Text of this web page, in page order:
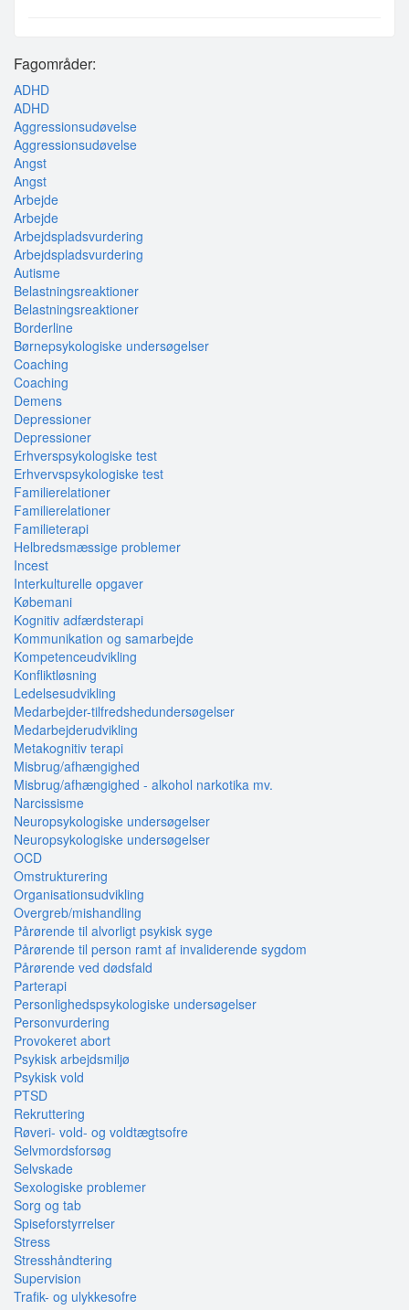
Fagområder:
ADHD
ADHD
Aggressionsudøvelse
Aggressionsudøvelse
Angst
Angst
Arbejde
Arbejde
Arbejdspladsvurdering
Arbejdspladsvurdering
Autisme
Belastningsreaktioner
Belastningsreaktioner
Borderline
Børnepsykologiske undersøgelser
Coaching
Coaching
Demens
Depressioner
Depressioner
Erhverspsykologiske test
Erhvervspsykologiske test
Familierelationer
Familierelationer
Familieterapi
Helbredsmæssige problemer
Incest
Interkulturelle opgaver
Købemani
Kognitiv adfærdsterapi
Kommunikation og samarbejde
Kompetenceudvikling
Konfliktløsning
Ledelsesudvikling
Medarbejder-tilfredshedundersøgelser
Medarbejderudvikling
Metakognitiv terapi
Misbrug/afhængighed
Misbrug/afhængighed - alkohol narkotika mv.
Narcissisme
Neuropsykologiske undersøgelser
Neuropsykologiske undersøgelser
OCD
Omstrukturering
Organisationsudvikling
Overgreb/mishandling
Pårørende til alvorligt psykisk syge
Pårørende til person ramt af invaliderende sygdom
Pårørende ved dødsfald
Parterapi
Personlighedspsykologiske undersøgelser
Personvurdering
Provokeret abort
Psykisk arbejdsmiljø
Psykisk vold
PTSD
Rekruttering
Røveri- vold- og voldtægtsofre
Selvmordsforsøg
Selvskade
Sexologiske problemer
Sorg og tab
Spiseforstyrrelser
Stress
Stresshåndtering
Supervision
Trafik- og ulykkesofre